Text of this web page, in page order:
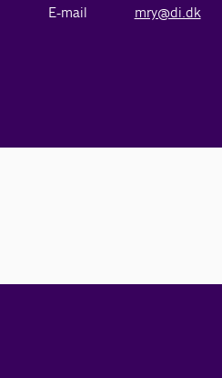
E-mail
mry@di.dk